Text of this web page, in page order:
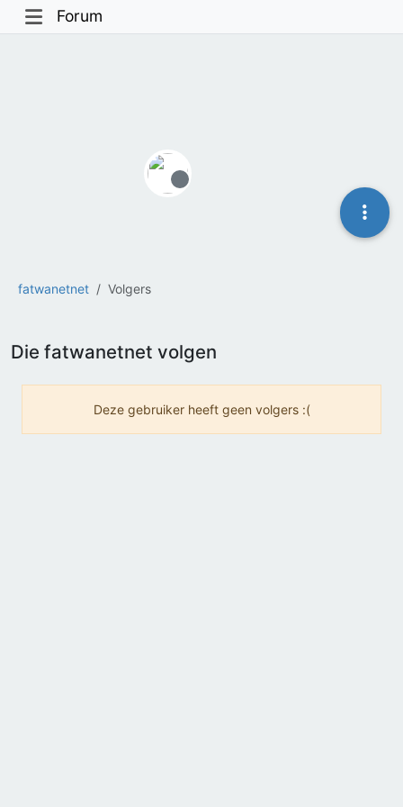
Forum
fatwanetnet Volgers
Offline
Die fatwanetnet volgen
Deze gebruiker heeft geen volgers :(